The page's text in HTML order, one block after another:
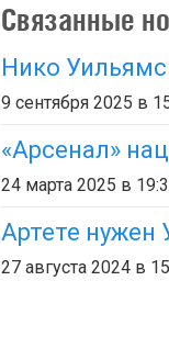
Связанные
Нико Уильямс
9 сентября 2025 в
«Арсенал»
24 марта 2025 в
Артете нужен
27 августа 2024 в